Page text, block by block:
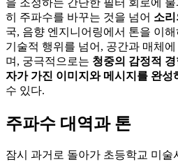
히 주파수를 바꾸는 것을 넘어 소
국, 음향 엔지니어링에서 톤을 이
기술적 행위를 넘어, 공간과 매체
며, 궁극적으로는 청중의 감정적
자가 가진 이미지와 메시지를 완성
수 있다.
주파수 대역과 톤
잠시 과거로 돌아가 초등학교 미